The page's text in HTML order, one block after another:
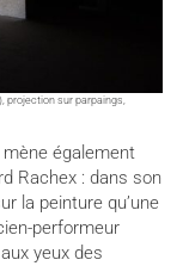
projection sur parpaings,
également
Rachex : dans son
la peinture qu’une
performeur
yeux des